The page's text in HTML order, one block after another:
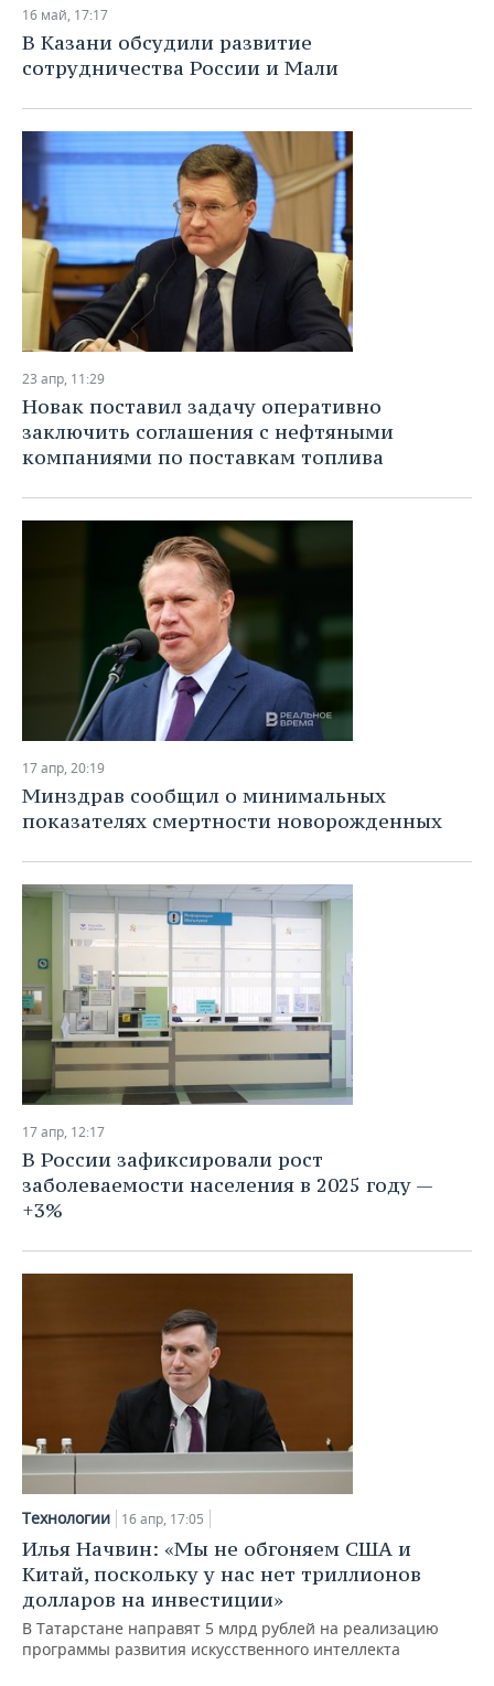
16 май, 17:17
В Казани обсудили развитие
сотрудничества России и Мали
23 апр, 11:29
Новак поставил задачу оперативно
заключить соглашения с нефтяными
компаниями по поставкам топлива
17 апр, 20:19
Минздрав сообщил о минимальных
показателях смертности новорожденных
17 апр, 12:17
В России зафиксировали рост
заболеваемости населения в 2025 году —
+3%
Технологии 16 апр, 17:05
Илья Начвин: «Мы не обгоняем США и
Китай, поскольку у нас нет триллионов
долларов на инвестиции»
В Татарстане направят 5 млрд рублей на реализацию
программы развития искусственного интеллекта